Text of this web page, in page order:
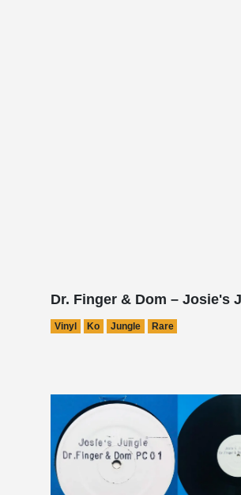
Dr. Finger & Dom – Josie's
Vinyl Ko Jungle Rare